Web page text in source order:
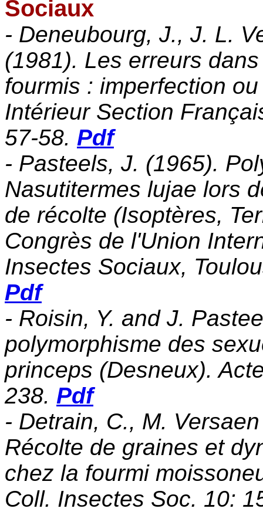
Sociaux
- Deneubourg, J., J. L.
(1981). Les erreurs
fourmis : imperfection
Intérieur Section
57-58. Pdf
- Pasteels, J. (1965).
Nasutitermes lujae lors
de récolte (Isoptères,
Congrès de l'Union
Insectes Sociaux,
Pdf
- Roisin, Y. and J.
polymorphisme des
princeps (Desneux).
238. Pdf
- Detrain, C., M.
Récolte de graines et
chez la fourmi
Coll. Insectes Soc. 10: